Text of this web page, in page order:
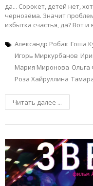
да... Сорокет, детей нет,
чернозёма. Значит
избытка счастья, да? Вот и я
Александр Робак Гоша
Игорь Миркурбанов
Мария Миронова Ольга
Роза Хайруллина
Читать далее ...